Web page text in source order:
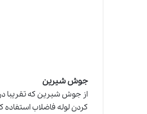
جوش شیرین
از جوش شیرین که تقریبا در
کردن لوله فاضلاب